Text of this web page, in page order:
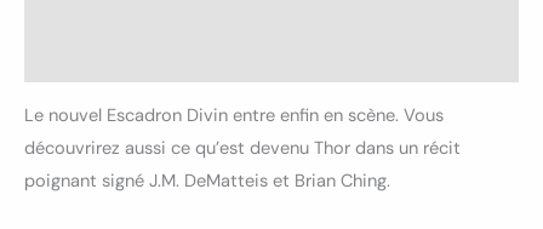
Le nouvel Escadron Divin entre enfin en scène. Vous
découvrirez aussi ce qu’est devenu Thor dans un récit
poignant signé J.M. DeMatteis et Brian Ching.